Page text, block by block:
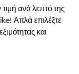
ανά λεπτό της
Απλά επιλέξτε
και